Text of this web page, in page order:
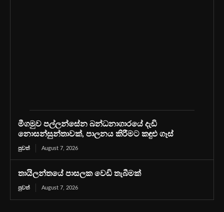
මීගමුව පල්ලන්සේන බන්ධනාගාරයේ දැඩි
නොසන්සුන්තාවක්, පාලනය කිරීමට කඳුළු ගෑස්
පුවත් August 7, 2026
තායිලන්තයේ පාසලක වෙඩි තැබීමක්
පුවත් August 7, 2026